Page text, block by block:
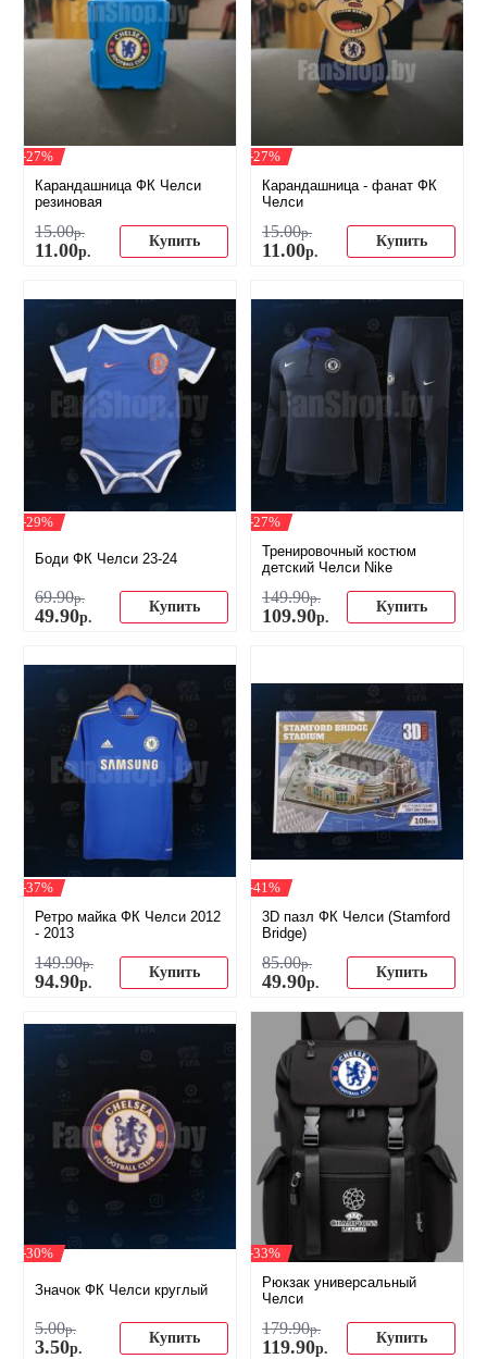
-27%
Карандашница ФК Челси
резиновая
15.00р.
11.00р.
Купить
-27%
Карандашница - фанат ФК
Челси
15.00р.
11.00р.
Купить
-29%
Боди ФК Челси 23-24
69.90р.
49.90р.
Купить
-27%
Тренировочный костюм
детский Челси Nike
149.90р.
109.90р.
Купить
-37%
Ретро майка ФК Челси 2012
- 2013
149.90р.
94.90р.
Купить
-41%
3D пазл ФК Челси (Stamford
Bridge)
85.00р.
49.90р.
Купить
-30%
Значок ФК Челси круглый
5.00р.
3.50р.
Купить
-33%
Рюкзак универсальный
Челси
179.90р.
119.90р.
Купить